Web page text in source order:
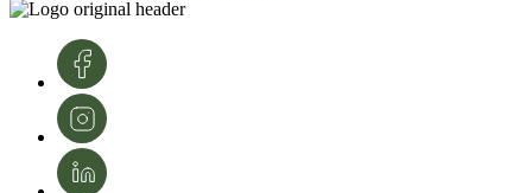
conhecimento e tecnologias. A sua experiência é fundamental para o
agricultura em Portugal.
Créditos de imagens: InnovPlantProtect – Inês Ferreira